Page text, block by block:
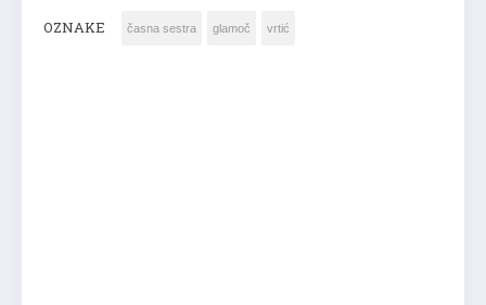
OZNAKE časna sestra glamoč vrtić